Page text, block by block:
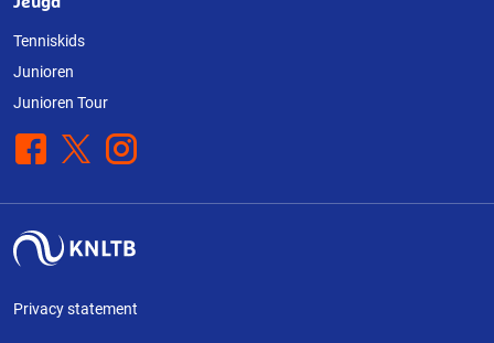
Tenniskids
Junioren
Junioren Tour
Facebook
X Instagram
Privacy statement